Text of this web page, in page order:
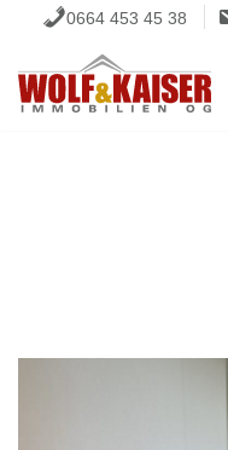
Inhalt
springen
0664 453 45 38